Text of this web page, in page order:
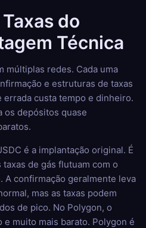
do
Técnica
múltiplas redes. Cada uma
e estruturas de taxas
custa tempo e dinheiro.
os depósitos quase
é a implantação original. É
de gás flutuam com o
A confirmação geralmente leva
mas as taxas podem
de pico. No Polygon, o
e muito mais barato. Polygon é